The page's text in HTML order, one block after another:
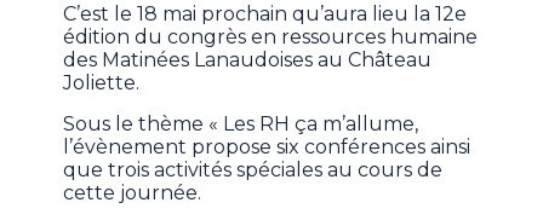
C’est le 18 mai prochain qu’aura lieu la 12e
édition du congrès en ressources humaine
des Matinées Lanaudoises au Château
Joliette.
Sous le thème « Les RH ça m’allume,
l’évènement propose six conférences ainsi
que trois activités spéciales au cours de
cette journée.